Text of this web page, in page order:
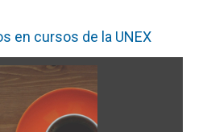
en cursos de la UNEX